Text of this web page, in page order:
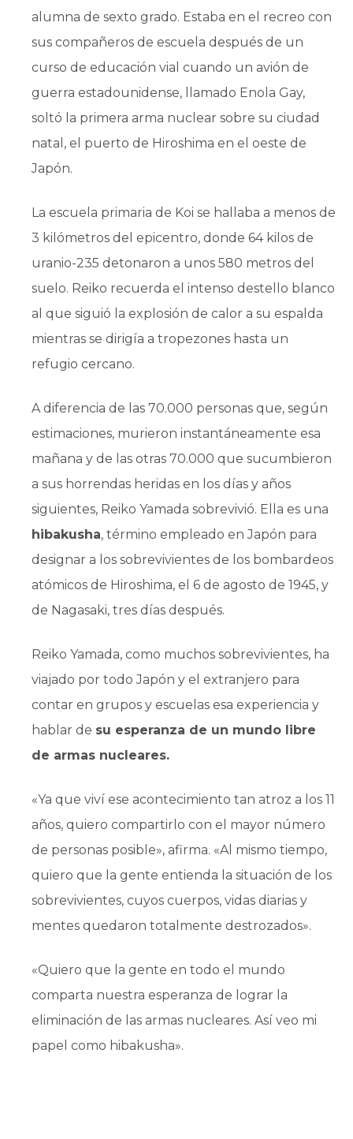
alumna de sexto grado. Estaba en el recreo con
sus compañeros de escuela después de un
curso de educación vial cuando un avión de
guerra estadounidense, llamado Enola Gay,
soltó la primera arma nuclear sobre su ciudad
natal, el puerto de Hiroshima en el oeste de
Japón.
La escuela primaria de Koi se hallaba a menos de
3 kilómetros del epicentro, donde 64 kilos de
uranio-235 detonaron a unos 580 metros del
suelo. Reiko recuerda el intenso destello blanco
al que siguió la explosión de calor a su espalda
mientras se dirigía a tropezones hasta un
refugio cercano.
A diferencia de las 70.000 personas que, según
estimaciones, murieron instantáneamente esa
mañana y de las otras 70.000 que sucumbieron
a sus horrendas heridas en los días y años
siguientes, Reiko Yamada sobrevivió. Ella es una
hibakusha, término empleado en Japón para
designar a los sobrevivientes de los bombardeos
atómicos de Hiroshima, el 6 de agosto de 1945, y
de Nagasaki, tres días después.
Reiko Yamada, como muchos sobrevivientes, ha
viajado por todo Japón y el extranjero para
contar en grupos y escuelas esa experiencia y
hablar de su esperanza de un mundo libre
de armas nucleares.
«Ya que viví ese acontecimiento tan atroz a los 11
años, quiero compartirlo con el mayor número
de personas posible», afirma. «Al mismo tiempo,
quiero que la gente entienda la situación de los
sobrevivientes, cuyos cuerpos, vidas diarias y
mentes quedaron totalmente destrozados».
«Quiero que la gente en todo el mundo
comparta nuestra esperanza de lograr la
eliminación de las armas nucleares. Así veo mi
papel como hibakusha».